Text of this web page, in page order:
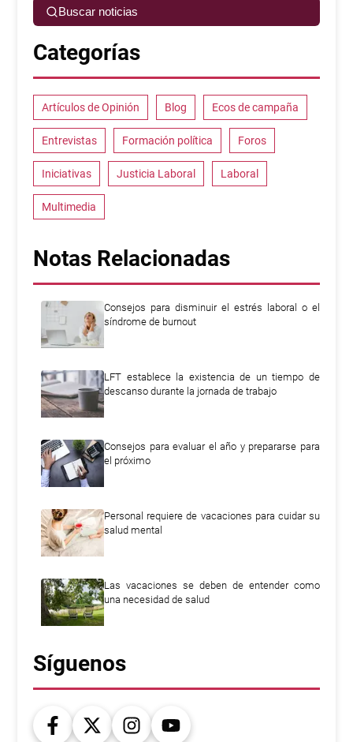
Buscar noticias
Categorías
Artículos de Opinión Blog Ecos de campaña
Entrevistas Formación política Foros
Iniciativas Justicia Laboral Laboral
Multimedia
Notas Relacionadas
Consejos para disminuir el estrés laboral o el
síndrome de burnout
LFT establece la existencia de un tiempo de
descanso durante la jornada de trabajo
Consejos para evaluar el año y prepararse para
el próximo
Personal requiere de vacaciones para cuidar su
salud mental
Las vacaciones se deben de entender como
una necesidad de salud
Síguenos